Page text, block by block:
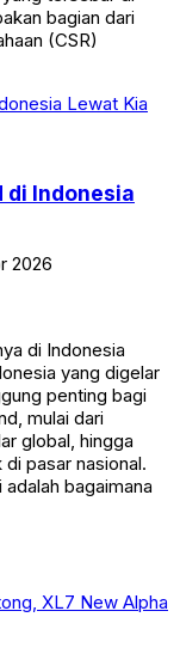
bagian dari
(CSR)
di Indonesia
2026
di Indonesia
yang digelar
penting bagi
mulai dari
global, hingga
pasar nasional.
bagaimana